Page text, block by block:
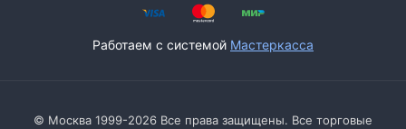
Работаем с системой Мастеркасса
© Москва 1999-2026 Все права защищены. Все торговые